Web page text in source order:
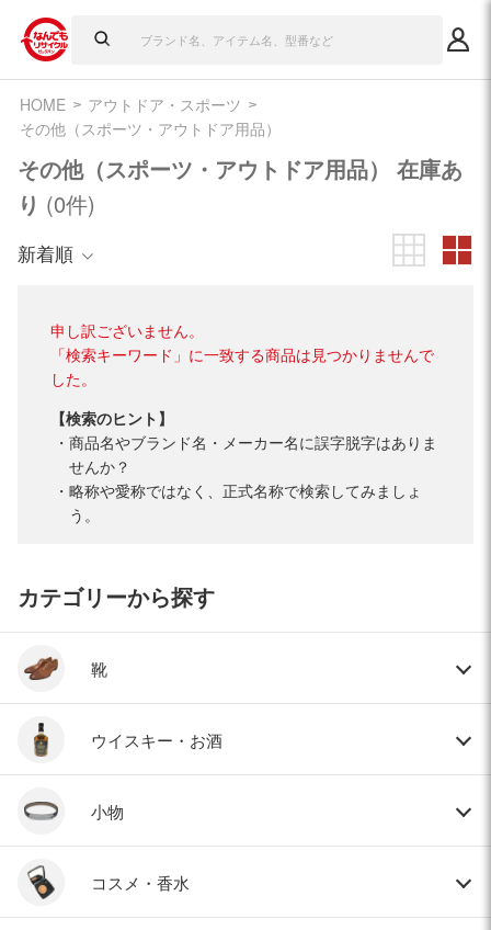
HOME
アウトドア・スポーツ
その他（スポーツ・アウトドア用品）
その他（スポーツ・アウトドア用品） 在庫あ
り (0件)
新着順
申し訳ございません。
「検索キーワード」に一致する商品は見つかりませんで
した。
【検索のヒント】
商品名やブランド名・メーカー名に誤字脱字はありま
せんか？
略称や愛称ではなく、正式名称で検索してみましょ
う。
カテゴリーから探す
靴
ウイスキー・お酒
小物
コスメ・香水